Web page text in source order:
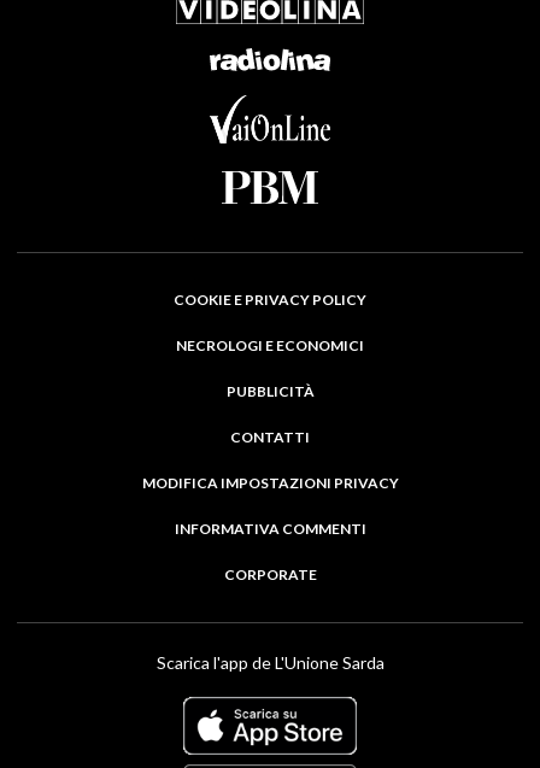
COOKIE E PRIVACY POLICY
NECROLOGI E ECONOMICI
PUBBLICITÀ
CONTATTI
MODIFICA IMPOSTAZIONI PRIVACY
INFORMATIVA COMMENTI
CORPORATE
Scarica l'app de L'Unione Sarda